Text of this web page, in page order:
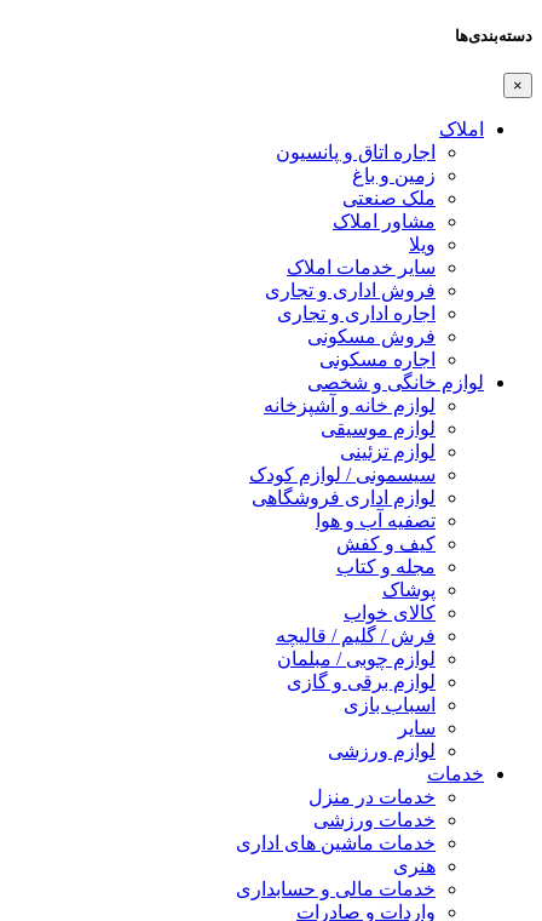
دسته‌بندی‌ها
×
املاک
اجاره اتاق و پانسیون
زمین و باغ
ملک صنعتی
مشاور املاک
ویلا
سایر خدمات املاک
فروش اداری و تجاری
اجاره اداری و تجاری
فروش مسکونی
اجاره مسکونی
لوازم خانگی و شخصی
لوازم خانه و آشپزخانه
لوازم موسیقی
لوازم تزئینی
سیسمونی / لوازم کودک
لوازم اداری فروشگاهی
تصفیه آب و هوا
کیف و کفش
مجله و کتاب
پوشاک
کالای خواب
فرش / گلیم / قالیچه
لوازم چوبی / مبلمان
لوازم برقی و گازی
اسباب بازی
سایر
لوازم ورزشی
خدمات
خدمات در منزل
خدمات ورزشی
خدمات ماشین های اداری
هنری
خدمات مالی و حسابداری
واردات و صادرات